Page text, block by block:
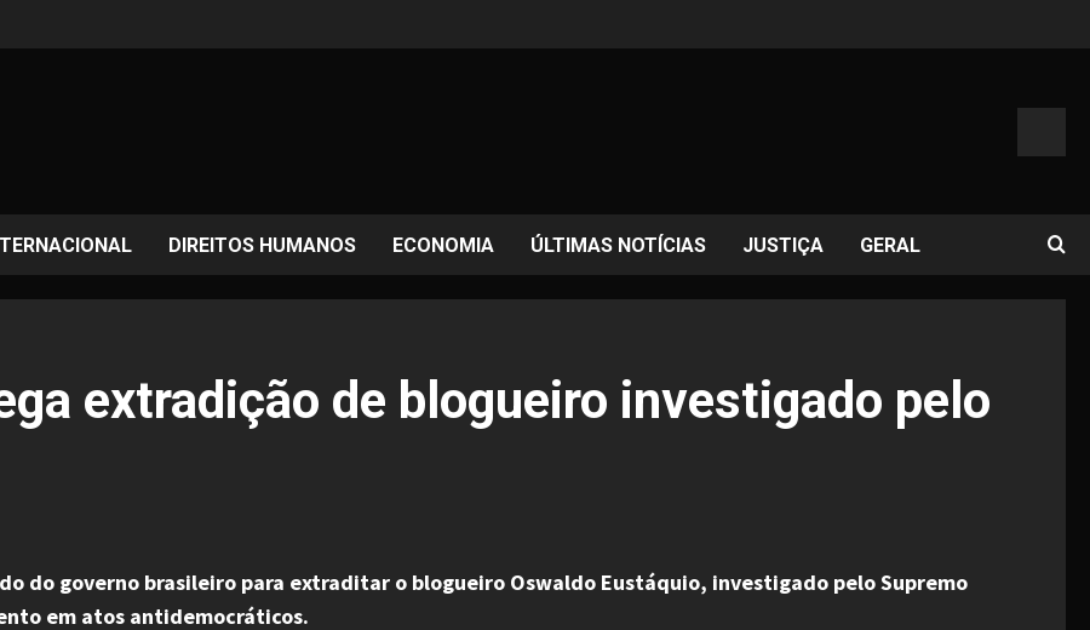
DIREITOS HUMANOS ECONOMIA ÚLTIMAS NOTÍCIAS JUSTIÇA GERAL
extradição de blogueiro investigado pelo
do governo brasileiro para extraditar o blogueiro Oswaldo Eustáquio, investigado pelo Supremo
em atos antidemocráticos.